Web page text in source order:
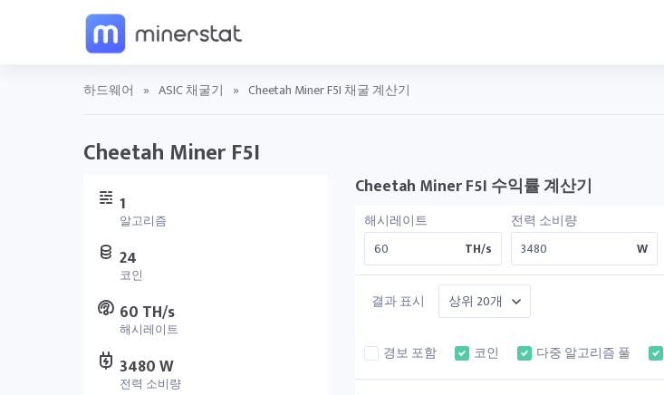
하드웨어 » ASIC 채굴기 » Cheetah Miner F5I 채굴 계산기
Cheetah Miner F5I
1
알고리즘
24
코인
60 TH/s
해시레이트
3480 W
전력 소비량
Cheetah Miner F5I 수익률 계산기
해시레이트
TH/s
전력 소비량
W
결과 표시
경보 포함 코인 다중 알고리즘 풀